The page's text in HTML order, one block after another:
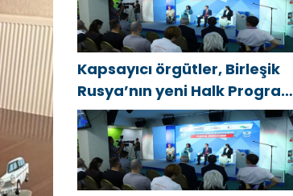
Kapsayıcı örgütler, Birleşik
Rusya’nın yeni Halk Programı
için Vladislav Golovin’e
teklifler sundu